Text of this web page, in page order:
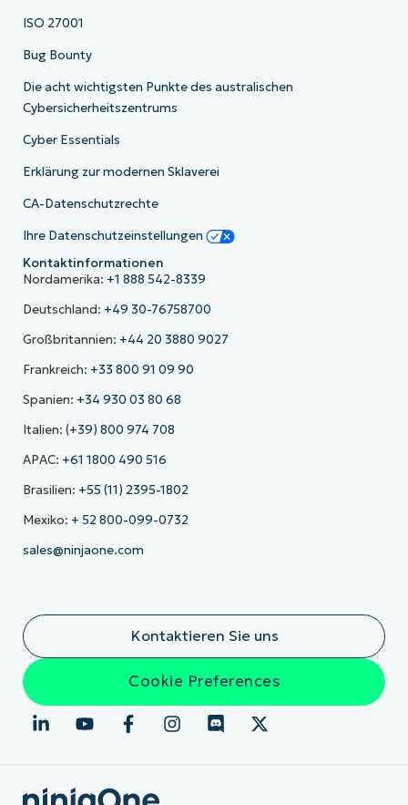
ISO 27001
Bug Bounty
Die acht wichtigsten Punkte des australischen
Cybersicherheitszentrums
Cyber Essentials
Erklärung zur modernen Sklaverei
CA-Datenschutzrechte
Ihre Datenschutzeinstellungen
Kontaktinformationen
Nordamerika: +1 888 542-8339
Deutschland: +49 30-76758700
Großbritannien: +44 20 3880 9027
Frankreich: +33 800 91 09 90
Spanien: +34 930 03 80 68
Italien: (+39) 800 974 708
APAC: +61 1800 490 516
Brasilien: +55 (11) 2395-1802
Mexiko: + 52 800-099-0732
sales@ninjaone.com
Kontaktieren Sie uns
Cookie Preferences